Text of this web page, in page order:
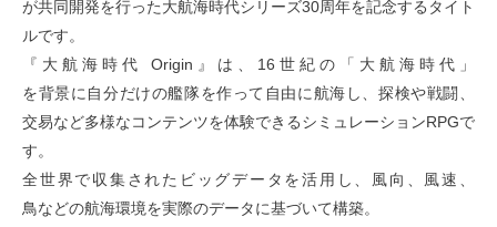
が共同開発を行った大航海時代シリーズ30周年を記念するタイト
ルです。
『大航海時代 Origin』は、16世紀の「大航海時代」
を背景に自分だけの艦隊を作って自由に航海し、探検や戦闘、
交易など多様なコンテンツを体験できるシミュレーションRPGで
す。
全世界で収集されたビッグデータを活用し、風向、風速、
鳥などの航海環境を実際のデータに基づいて構築。